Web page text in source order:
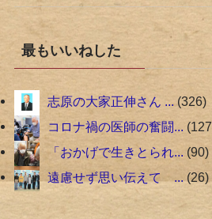
最もいいねした
志原の大家正伸さん ... 326
コロナ禍の医師の奮闘... 127
「おかげで生きとられ... 90
遠慮せず思い伝えて ... 26